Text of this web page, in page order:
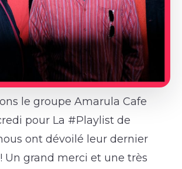
le groupe Amarula Cafe
pour La #Playlist de
ont dévoilé leur dernier
! Un grand merci et une très